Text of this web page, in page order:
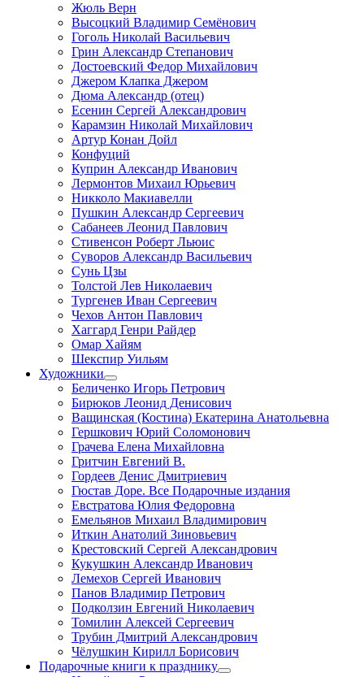
Жюль Верн
Высоцкий Владимир Семёнович
Гоголь Николай Васильевич
Грин Александр Степанович
Достоевский Федор Михайлович
Джером Клапка Джером
Дюма Александр (отец)
Есенин Сергей Александрович
Карамзин Николай Михайлович
Артур Конан Дойл
Конфуций
Куприн Александр Иванович
Лермонтов Михаил Юрьевич
Никколо Макиавелли
Пушкин Александр Сергеевич
Сабанеев Леонид Павлович
Стивенсон Роберт Льюис
Суворов Александр Васильевич
Сунь Цзы
Толстой Лев Николаевич
Тургенев Иван Сергеевич
Чехов Антон Павлович
Хаггард Генри Райдер
Омар Хайям
Шекспир Уильям
Художники
Беличенко Игорь Петрович
Бирюков Леонид Денисович
Ващинская (Костина) Екатерина Анатольевна
Гершкович Юрий Соломонович
Грачева Елена Михайловна
Гритчин Евгений В.
Гордеев Денис Дмитриевич
Гюстав Доре. Все Подарочные издания
Евстратова Юлия Федоровна
Емельянов Михаил Владимирович
Иткин Анатолий Зиновьевич
Крестовский Сергей Александрович
Кукушкин Александр Иванович
Лемехов Сергей Иванович
Панов Владимир Петрович
Подколзин Евгений Николаевич
Томилин Алексей Сергеевич
Трубин Дмитрий Александрович
Чёлушкин Кирилл Борисович
Подарочные книги к празднику